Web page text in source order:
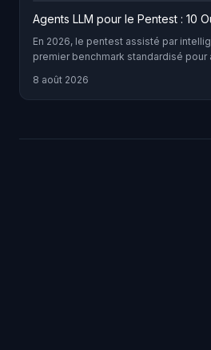
Agents LLM pour le Pentest : 10
En 2026, le pentest assisté par
premier benchmark standardisé
8 août 2026